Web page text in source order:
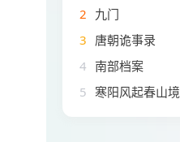
2 九门
3 唐朝诡事录
4 南部档案
5 寒阳风起春山境